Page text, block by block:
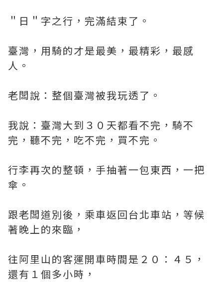
＂日＂字之行，完滿結束了。
臺灣，用騎的才是最美，最精彩，最感
人。
老闆說：整個臺灣被我玩透了。
我說：臺灣大到３０天都看不完，騎不
完，聽不完，吃不完，買不完。
行李再次的整頓，手抽著一包東西，一把
傘。
跟老闆道別後，乘車返回台北車站，等候
著晚上的來臨，
往阿里山的客運開車時間是２０：４５，
還有１個多小時，